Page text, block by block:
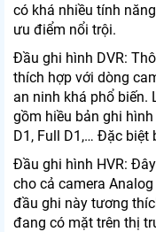
có khá nhiều tính
ưu điểm nổi trội.
Đầu ghi hình DVR:
thích hợp với dòng
an ninh khá phổ biến.
gồm hiều bản ghi hình
D1, Full D1,… Đặc biệt
Đầu ghi hình HVR:
cho cả camera
đầu ghi này tương
đang có mặt trên thị